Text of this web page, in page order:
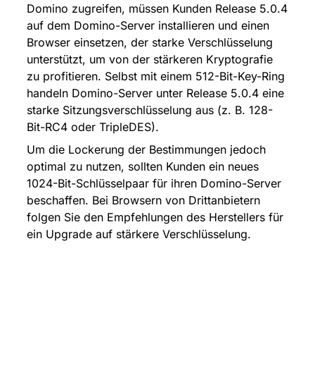
Domino zugreifen, müssen Kunden Release 5.0.4
auf dem Domino-Server installieren und einen
Browser einsetzen, der starke Verschlüsselung
unterstützt, um von der stärkeren Kryptografie
zu profitieren. Selbst mit einem 512-Bit-Key-Ring
handeln Domino-Server unter Release 5.0.4 eine
starke Sitzungsverschlüsselung aus (z. B. 128-
Bit-RC4 oder TripleDES).
Um die Lockerung der Bestimmungen jedoch
optimal zu nutzen, sollten Kunden ein neues
1024-Bit-Schlüsselpaar für ihren Domino-Server
beschaffen. Bei Browsern von Drittanbietern
folgen Sie den Empfehlungen des Herstellers für
ein Upgrade auf stärkere Verschlüsselung.